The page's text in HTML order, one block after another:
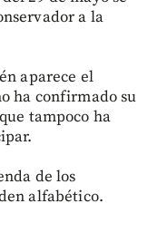
a la
aparece el
ha confirmado su
tampoco ha
de los
alfabético.